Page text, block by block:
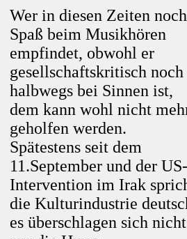
Wer in diesen Zeiten noch
Spaß beim Musikhören
empfindet, obwohl er
gesellschaftskritisch noch
halbwegs bei Sinnen ist,
dem kann wohl nicht
geholfen werden.
Spätestens seit dem
11.September und der US-
Intervention im Irak
die Kulturindustrie
es überschlagen sich nicht